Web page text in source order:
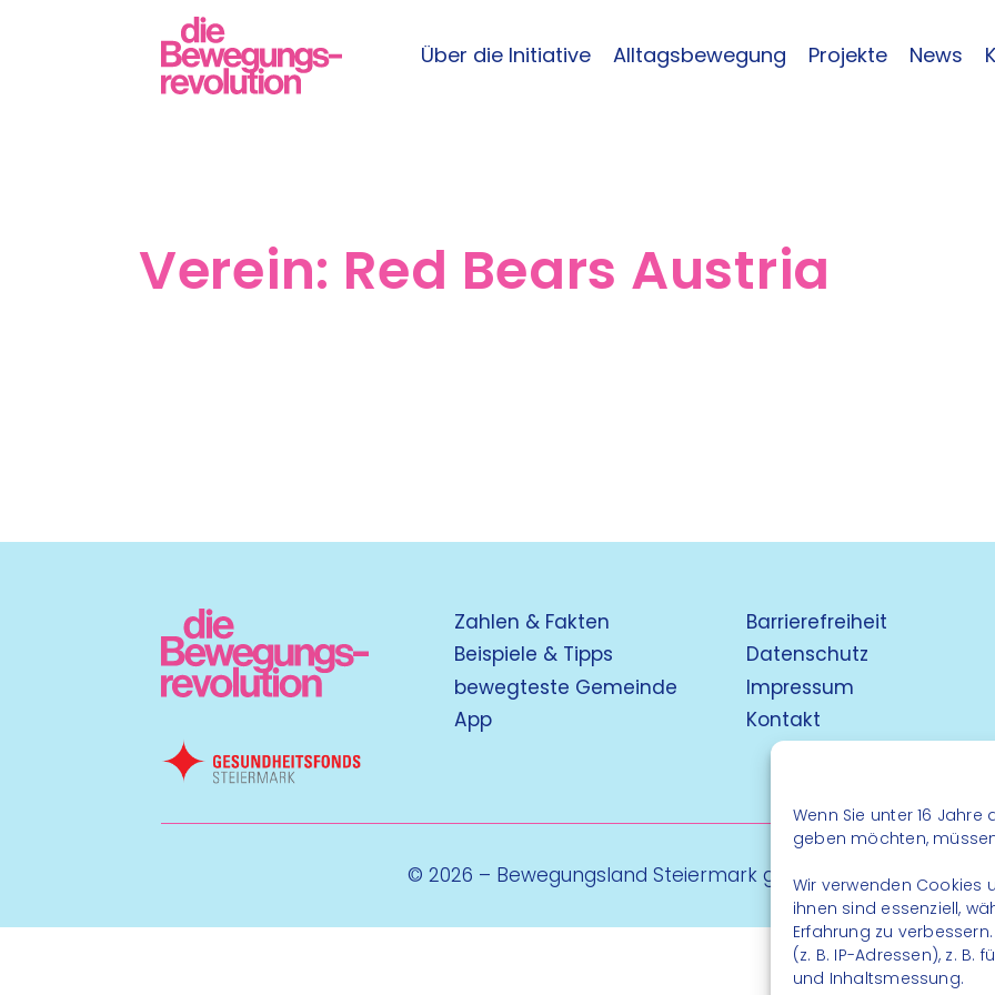
Wenn Sie unter 16
geben möchten,
Wir verwenden Cookies
ihnen sind essenziell,
Erfahrung zu
(z. B. IP-Adressen), z.
und Inhaltsmessung.
Über die Initiative Alltagsbewegung Projekte News
Verein: Red Bears Austria
Zahlen & Fakten
Beispiele & Tipps
bewegteste Gemeinde
App
Barrierefreiheit
Datenschutz
Impressum
Kontakt
© 2026 – Bewegungsland Steiermark gGmbH - Alle Rechte